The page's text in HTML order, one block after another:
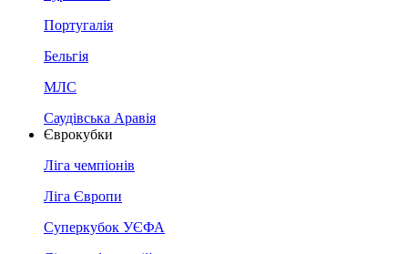
Португалія
Бельгія
МЛС
Саудівська Аравія
Єврокубки
Ліга чемпіонів
Ліга Європи
Суперкубок УЄФА